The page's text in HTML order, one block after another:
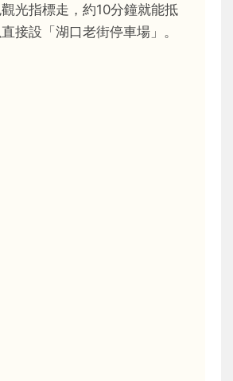
光指標走，約10分鐘就能抵
接設「湖口老街停車場」。